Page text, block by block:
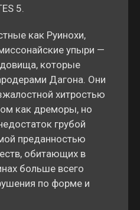
5.
как Руинохи,
упыри —
которые
Дагона. Они
хитростью
как дреморы, но
грубой
преданностью
обитающих в
больше всего
по форме и